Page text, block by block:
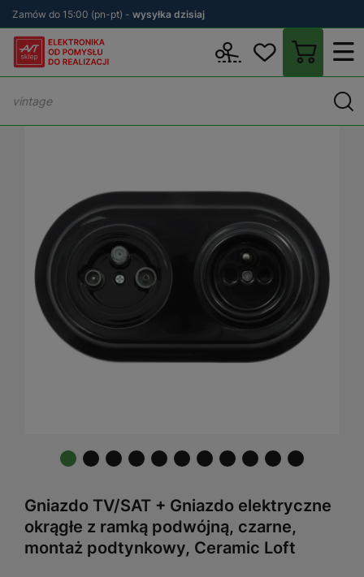
Zamów do 15:00 (pn-pt) - wysyłka dzisiaj
Osprzęt elektryczny i
Gniazdo TV/SAT + Gniazdo elektryczne
okrągłe z ramką podwójną, czarne,
montaż podtynkowy, Ceramic Loft